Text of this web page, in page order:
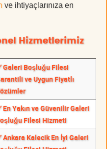
ve ihtiyaçlarınıza en
Hizmetlerimiz
Galeri Boşluğu Filesi
ve Uygun Fiyatlı
En Yakın ve Güvenilir Galeri
Filesi Hizmeti
Ankara Kalecik En İyi Galeri